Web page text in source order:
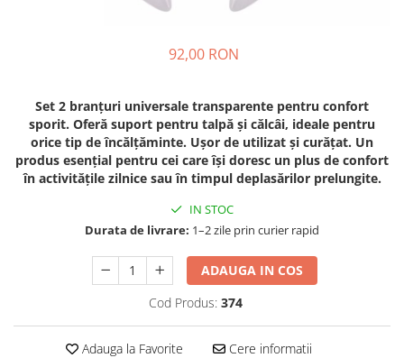
TV, Audio-Video & Foto
PC, Periferice & Accesorii IT
Huse telefoane mobile
Componente PC & Software
Boxe portabile, cu bluetooth
Cabluri de incarcare
Casti & Audio portabile
Stick-uri memorie USB
92,00 RON
Set 2 branțuri universale transparente pentru confort
sporit. Oferă suport pentru talpă și călcâi, ideale pentru
orice tip de încălțăminte. Ușor de utilizat și curățat. Un
produs esențial pentru cei care își doresc un plus de confort
în activitățile zilnice sau în timpul deplasărilor prelungite.
IN STOC
Durata de livrare: 1–2 zile prin curier rapid
ADAUGA IN COS
Cod Produs: 374
Adauga la Favorite Cere informatii